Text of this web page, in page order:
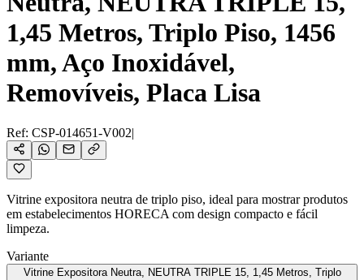
1,45 Metros, Triplo Piso, 1456
mm, Aço Inoxidável,
Removíveis, Placa Lisa
Ref: CSP-014651-V002|
Vitrine expositora neutra de triplo piso, ideal para mostrar produtos
em estabelecimentos HORECA com design compacto e fácil
limpeza.
Variante
Vitrine Expositora Neutra, NEUTRA TRIPLE 15, 1,45 Metros, Triplo